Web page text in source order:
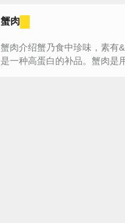
蟹肉
蟹肉介绍蟹乃食中珍味，素有
是一种高蛋白的补品。蟹肉是